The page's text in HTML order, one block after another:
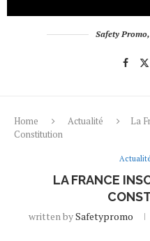
Safety
Home Actualité
La
Constitution
LA FRANCE
written bySafetypromo